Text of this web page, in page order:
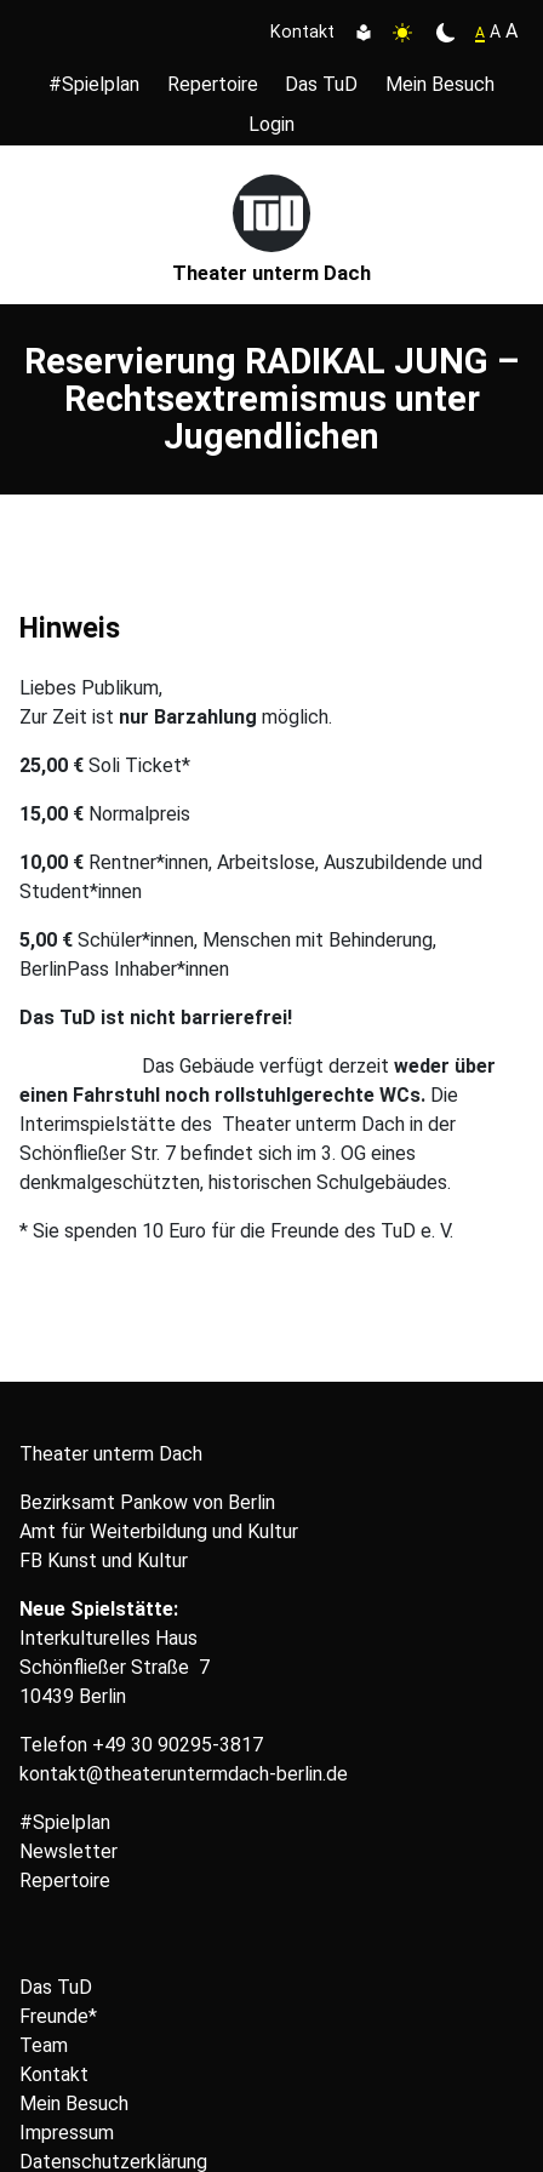
Kontakt A A A
#Spielplan Repertoire Das TuD
Mein Besuch
Login
Theater unterm Dach
Reservierung RADIKAL JUNG –
Rechtsextremismus unter
Jugendlichen
Hinweis
Liebes Publikum,
Zur Zeit ist nur Barzahlung möglich.
25,00 € Soli Ticket*
15,00 € Normalpreis
10,00 € Rentner*innen, Arbeitslose, Auszubildende und
Student*innen
5,00 € Schüler*innen, Menschen mit Behinderung,
BerlinPass Inhaber*innen
Das TuD ist nicht barrierefrei!
Das Gebäude verfügt derzeit weder über
einen Fahrstuhl noch rollstuhlgerechte WCs. Die
Interimspielstätte des Theater unterm Dach in der
Schönfließer Str. 7 befindet sich im 3. OG eines
denkmalgeschützten, historischen Schulgebäudes.
* Sie spenden 10 Euro für die Freunde des TuD e. V.
Theater unterm Dach
Bezirksamt Pankow von Berlin
Amt für Weiterbildung und Kultur
FB Kunst und Kultur
Neue Spielstätte:
Interkulturelles Haus
Schönfließer Straße 7
10439 Berlin
Telefon +49 30 90295-3817
kontakt@theateruntermdach-berlin.de
#Spielplan
Newsletter
Repertoire
Das TuD
Freunde*
Team
Kontakt
Mein Besuch
Impressum
Datenschutzerklärung